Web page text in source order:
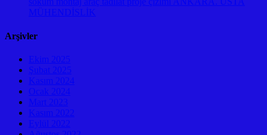
MÜHENDİSLİK
Arşivler
Ekim 2025
Şubat 2025
Kasım 2024
Ocak 2024
Mart 2023
Kasım 2022
Eylül 2022